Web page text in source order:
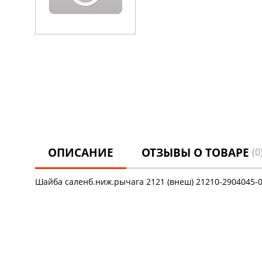
ОПИСАНИЕ ОТЗЫВЫ О ТОВАРЕ (0)
Шайба саленб.ниж.рычага 2121 (внеш) 21210-2904045-